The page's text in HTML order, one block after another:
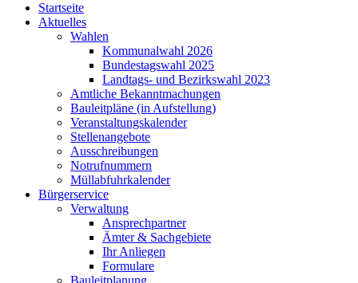
Startseite
Aktuelles
Wahlen
Kommunalwahl 2026
Bundestagswahl 2025
Landtags- und Bezirkswahl 2023
Amtliche Bekanntmachungen
Bauleitpläne (in Aufstellung)
Veranstaltungskalender
Stellenangebote
Ausschreibungen
Notrufnummern
Müllabfuhrkalender
Bürgerservice
Verwaltung
Ansprechpartner
Ämter & Sachgebiete
Ihr Anliegen
Formulare
Bauleitplanung